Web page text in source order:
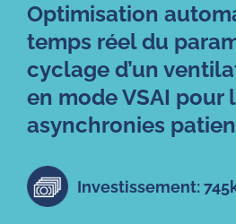
Optimisation
temps réel du
cyclage d’un
en mode VSAI pour
asynchronies
Investissement: